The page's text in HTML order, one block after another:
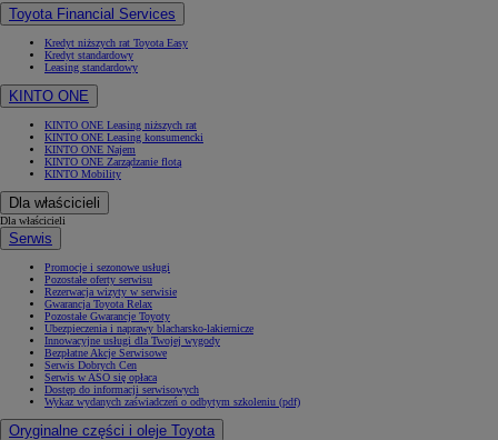
Toyota Financial Services
Kredyt niższych rat Toyota Easy
Kredyt standardowy
Leasing standardowy
KINTO ONE
KINTO ONE Leasing niższych rat
KINTO ONE Leasing konsumencki
KINTO ONE Najem
KINTO ONE Zarządzanie flotą
KINTO Mobility
Dla właścicieli
Dla właścicieli
Serwis
Promocje i sezonowe usługi
Pozostałe oferty serwisu
Rezerwacja wizyty w serwisie
Gwarancja Toyota Relax
Pozostałe Gwarancje Toyoty
Ubezpieczenia i naprawy blacharsko-lakiernicze
Innowacyjne usługi dla Twojej wygody
Bezpłatne Akcje Serwisowe
Serwis Dobrych Cen
Serwis w ASO się opłaca
Dostęp do informacji serwisowych
Wykaz wydanych zaświadczeń o odbytym szkoleniu (pdf)
Oryginalne części i oleje Toyota